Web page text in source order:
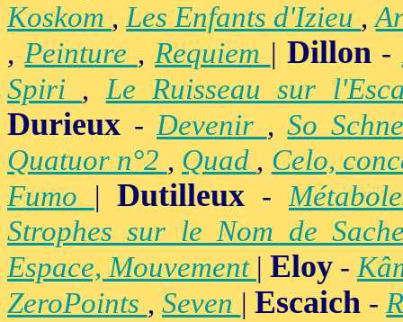
Koskom ,Les Enfants d'Izieu ,
,Peinture ,Requiem | Dillon-
Spiri ,Le Ruisseau sur
Durieux -Devenir ,So
Quatuor n°2 , Quad , Celo,
Fumo |Dutilleux -
Strophes sur le Nom de
Espace, Mouvement | Eloy -
ZeroPoints ,Seven |Escaich -